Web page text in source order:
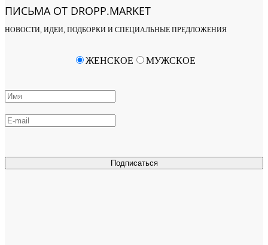
ПИСЬМА ОТ DROPP.MARKET
НОВОСТИ, ИДЕИ, ПОДБОРКИ И СПЕЦИАЛЬНЫЕ ПРЕДЛОЖЕНИЯ
Подписаться
ЖЕНСКОЕ МУЖСКОЕ